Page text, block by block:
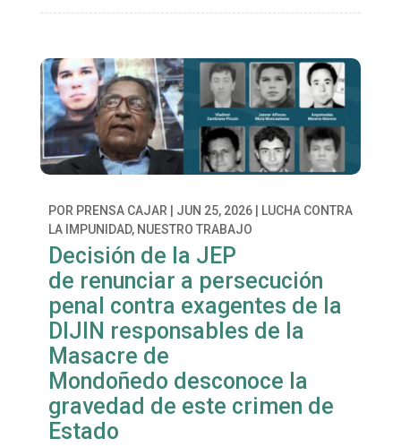
POR PRENSA CAJAR JUN 25, 2026|
LUCHA CONTRA
LA IMPUNIDAD, NUESTRO TRABAJO
Decisión de la JEP
de renunciar a persecución
penal contra exagentes de la
DIJIN responsables de la
Masacre de
Mondoñedo desconoce la
gravedad de este crimen de
Estado